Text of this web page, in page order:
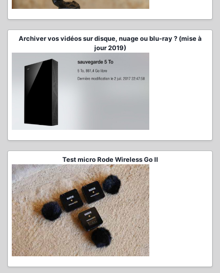
Archiver vos vidéos sur disque, nuage ou blu-ray ? (mise à
jour 2019)
Test micro Rode Wireless Go II